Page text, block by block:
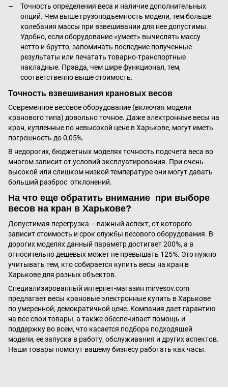
Точность определения веса и наличие дополнительных
опций. Чем выше грузоподъемность модели, тем больше
колебания массы при взвешивании для нее допустимы.
Удобно, если оборудование «умеет» вычислять массу
нетто и брутто, запоминать последние полученные
результаты или печатать товарно-транспортные
накладные. Правда, чем шире функционал, тем,
соответственно выше стоимость.
Точность взвешивания крановых весов
Современное весовое оборудование (включая модели
кранового типа) довольно точное. Даже электронные весы на
кран, купленные по невысокой цене в Харькове, могут иметь
погрешность до 0,05%.
В недорогих, бюджетных моделях точность подсчета веса во
многом зависит от условий эксплуатирования. При очень
высокой или слишком низкой температуре они могут давать
больший разброс отклонений.
На что еще обратить внимание при выборе
весов на кран в Харькове?
Допустимая перегрузка – важный аспект, от которого
зависит стоимость и срок службы весового оборудования. В
дорогих моделях данный параметр достигает 200%, а в
относительно дешевых может не превышать 125%. Это нужно
учитывать тем, кто собирается купить весы на кран в
Харькове для разных объектов.
Специализированный интернет-магазин mirvesov.com
предлагает весы крановые электронные купить в Харькове
по умеренной, демократичной цене. Компания дает гарантию
на все свои товары, а также обеспечивает помощь и
поддержку во всем, что касается подбора подходящей
модели, ее запуска в работу, обслуживания и других аспектов.
Наши товары помогут вашему бизнесу работать как часы.